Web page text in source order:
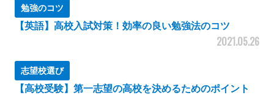
勉強のコツ
【英語】高校入試対策！効率の良い勉強法のコツ
2021.05.26
志望校選び
【高校受験】第一志望の高校を決めるためのポイント